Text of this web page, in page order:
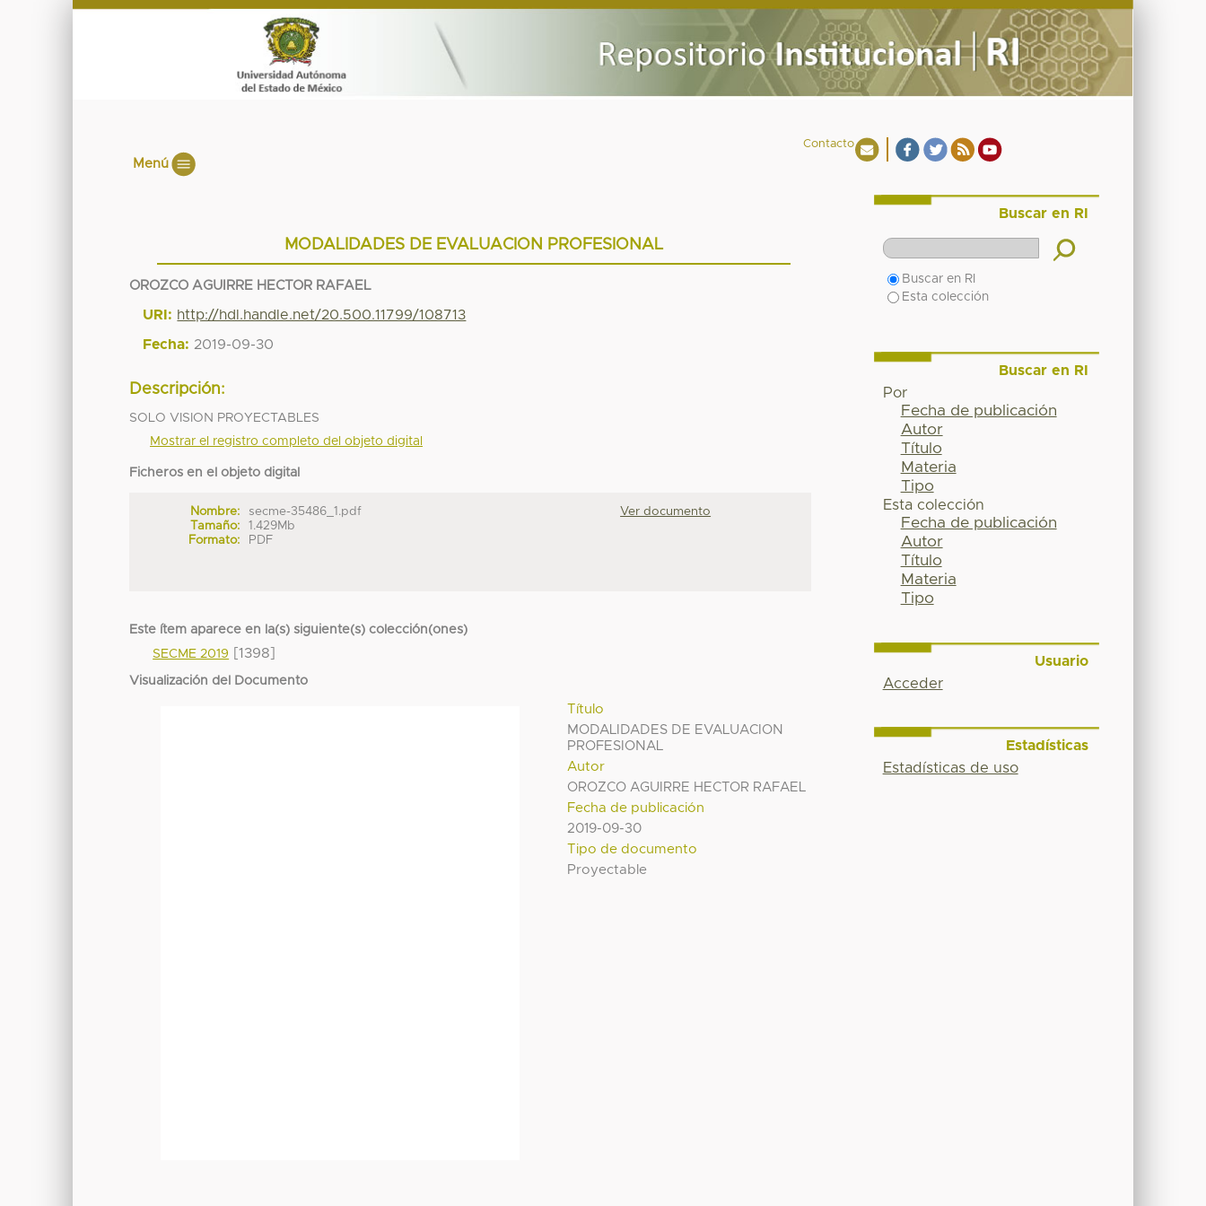
Contacto
Menú
MODALIDADES DE EVALUACION PROFESIONAL
OROZCO AGUIRRE HECTOR RAFAEL
URI: http://hdl.handle.net/20.500.11799/108713
Fecha: 2019-09-30
Descripción:
SOLO VISION PROYECTABLES
Mostrar el registro completo del objeto digital
Ficheros en el objeto digital
Nombre:
secme-35486_1.pdf
Tamaño:
1.429Mb
Formato:
PDF
Ver documento
Este ítem aparece en la(s) siguiente(s) colección(ones)
SECME 2019
[1398]
Visualización del Documento
Título
MODALIDADES DE EVALUACION
PROFESIONAL
Autor
OROZCO AGUIRRE HECTOR RAFAEL
Fecha de publicación
2019-09-30
Tipo de documento
Proyectable
Buscar en RI
Buscar en RI
Esta colección
Buscar en RI
Por
Fecha de publicación
Autor
Título
Materia
Tipo
Esta colección
Fecha de publicación
Autor
Título
Materia
Tipo
Usuario
Acceder
Estadísticas
Estadísticas de uso